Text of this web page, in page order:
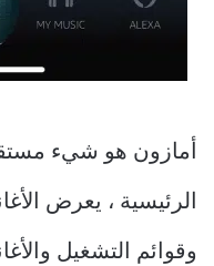
أمازون هو شيء
الرئيسية ، يعرض
وقوائم التشغيل